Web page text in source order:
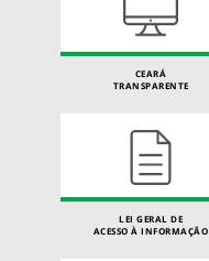
CEARÁ
TRANSPARENTE
LEI GERAL DE
ACESSO À INFORMAÇÃO